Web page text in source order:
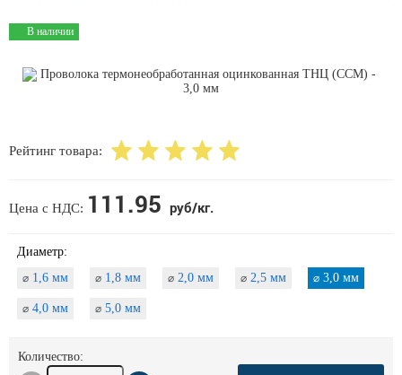
В наличии
Рейтинг товара:
Цена с НДС: 111.95 руб/кг.
Диаметр:
⌀ 1,6 мм ⌀ 1,8 мм ⌀ 2,0 мм ⌀ 2,5 мм ⌀ 3,0 мм
⌀ 4,0 мм ⌀ 5,0 мм
Количество: